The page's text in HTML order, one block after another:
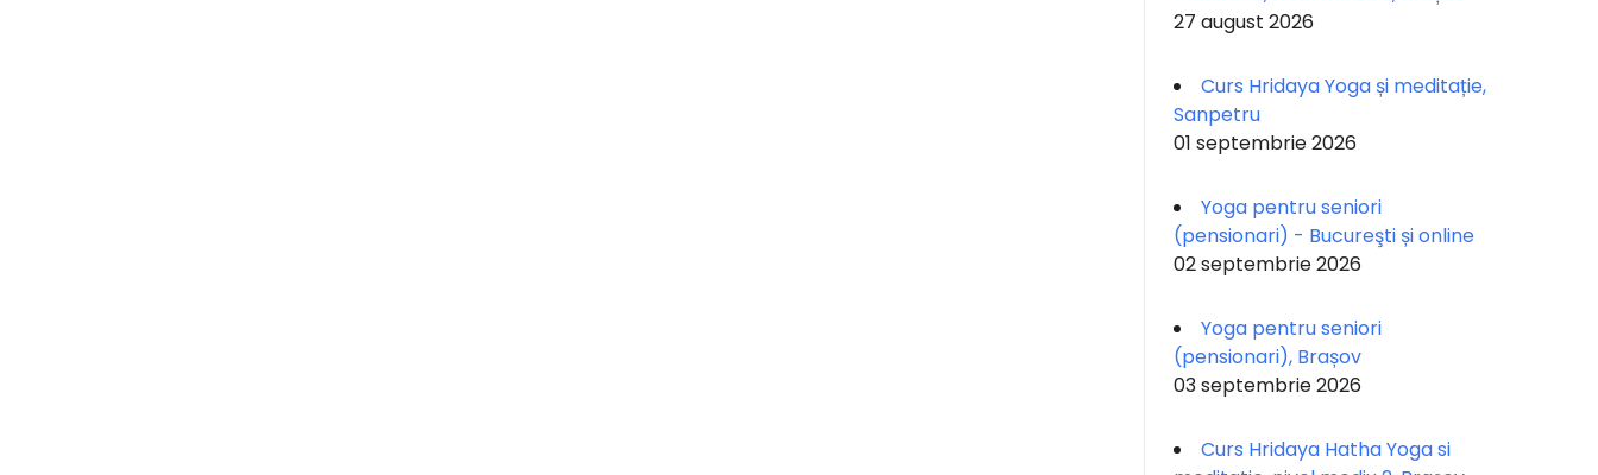
27 august 2026
Curs Hridaya Yoga și meditație,
Sanpetru
01 septembrie 2026
Yoga pentru seniori
(pensionari) - Bucureşti și online
02 septembrie 2026
Yoga pentru seniori
(pensionari), Brașov
03 septembrie 2026
Curs Hridaya Hatha Yoga si